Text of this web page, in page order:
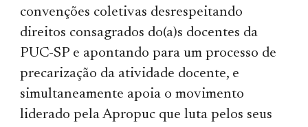
convenções coletivas desrespeitando
direitos consagrados do(a)s docentes da
PUC-SP e apontando para um processo de
precarização da atividade docente, e
simultaneamente apoia o movimento
liderado pela Apropuc que luta pelos seus